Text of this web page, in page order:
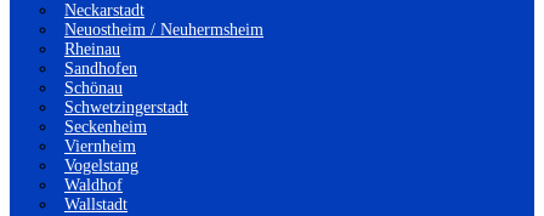
Neckarstadt
Neuostheim / Neuhermsheim
Rheinau
Sandhofen
Schönau
Schwetzingerstadt
Seckenheim
Viernheim
Vogelstang
Waldhof
Wallstadt